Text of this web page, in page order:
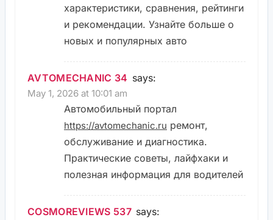
характеристики, сравнения, рейтинги
и рекомендации. Узнайте больше о
новых и популярных авто
AVTOMECHANIC 34 says:
May 1, 2026 at 10:01 am
Автомобильный портал
https://avtomechanic.ru ремонт,
обслуживание и диагностика.
Практические советы, лайфхаки и
полезная информация для водителей
COSMOREVIEWS 537 says: